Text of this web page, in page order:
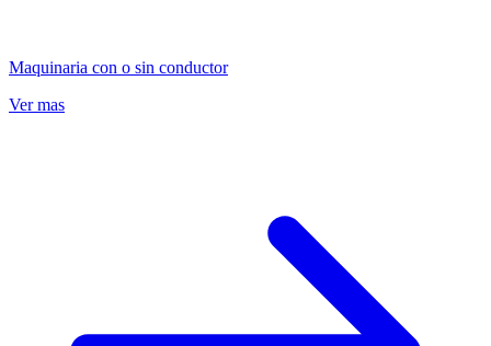
Maquinaria con o sin conductor
Ver mas